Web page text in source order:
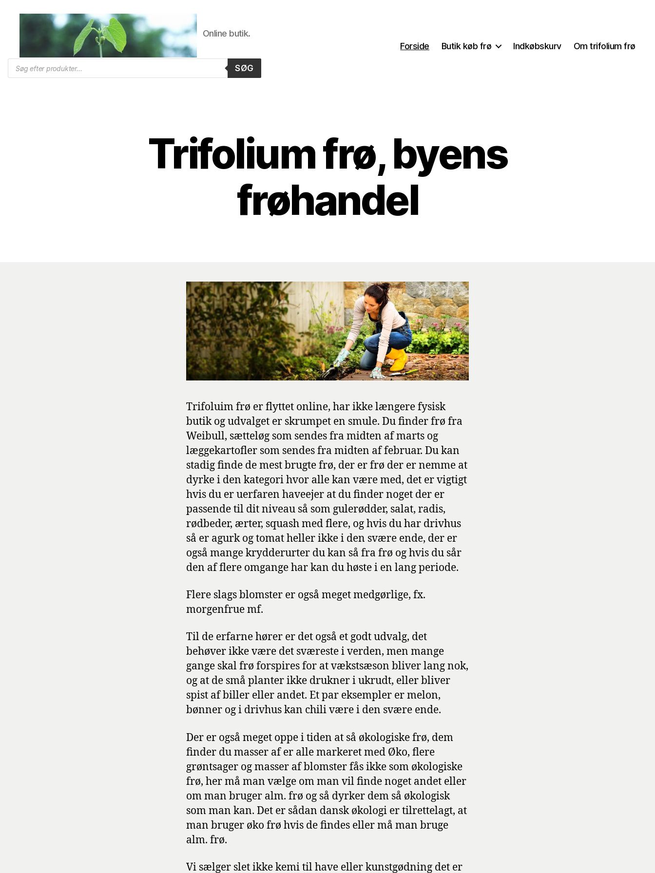
Trifolium
Frø,
Online butik.
search
SØG
Forside Butik køb frø Indkøbskurv Om trifolium frø
Trifolium frø, byens
frøhandel
Trifoluim frø er flyttet online, har ikke længere fysisk
butik og udvalget er skrumpet en smule. Du finder frø fra
Weibull, sætteløg som sendes fra midten af marts og
læggekartofler som sendes fra midten af februar. Du kan
stadig finde de mest brugte frø, der er frø der er nemme at
dyrke i den kategori hvor alle kan være med, det er vigtigt
hvis du er uerfaren haveejer at du finder noget der er
passende til dit niveau så som gulerødder, salat, radis,
rødbeder, ærter, squash med flere, og hvis du har drivhus
så er agurk og tomat heller ikke i den svære ende, der er
også mange krydderurter du kan så fra frø og hvis du sår
den af flere omgange har kan du høste i en lang periode.
Flere slags blomster er også meget medgørlige, fx.
morgenfrue mf.
Til de erfarne hører er det også et godt udvalg, det
behøver ikke være det sværeste i verden, men mange
gange skal frø forspires for at vækstsæson bliver lang nok,
og at de små planter ikke drukner i ukrudt, eller bliver
spist af biller eller andet. Et par eksempler er melon,
bønner og i drivhus kan chili være i den svære ende.
Der er også meget oppe i tiden at så økologiske frø, dem
finder du masser af er alle markeret med Øko, flere
grøntsager og masser af blomster fås ikke som økologiske
frø, her må man vælge om man vil finde noget andet eller
om man bruger alm. frø og så dyrker dem så økologisk
som man kan. Det er sådan dansk økologi er tilrettelagt, at
man bruger øko frø hvis de findes eller må man bruge
alm. frø.
Vi sælger slet ikke kemi til have eller kunstgødning det er